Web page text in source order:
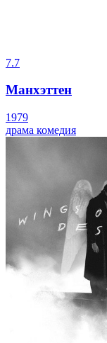
7.7
Манхэттен
1979
драма комедия